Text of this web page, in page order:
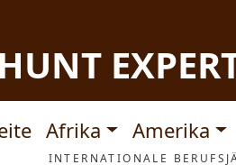
HUNT
Afrika Amerika
INTERNATIONALE